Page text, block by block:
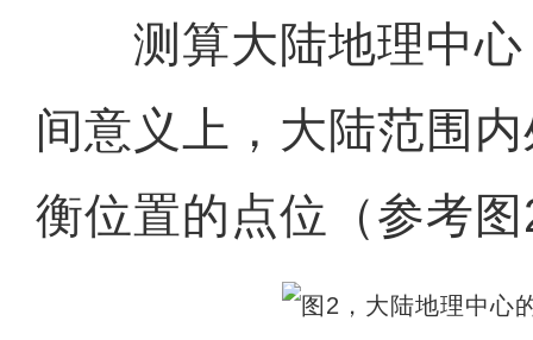
测算大陆地理中心
间意义上，大陆范围
衡位置的点位（参考